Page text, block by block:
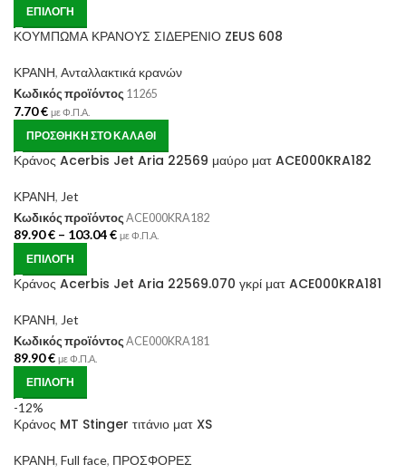
ΕΠΙΛΟΓΉ
ΚΟΥΜΠΩΜΑ ΚΡΑΝΟΥΣ ΣΙΔΕΡΕΝΙΟ ZEUS 608
ΚΡΑΝΗ, Ανταλλακτικά κρανών
Κωδικός προϊόντος 11265
7.70€ με Φ.Π.Α.
ΠΡΟΣΘΉΚΗ ΣΤΟ ΚΑΛΆΘΙ
Κράνος Acerbis Jet Aria 22569 μαύρο ματ ACE000KRA182
ΚΡΑΝΗ, Jet
Κωδικός προϊόντος ACE000KRA182
89.90€ – 103.04€ με Φ.Π.Α.
ΕΠΙΛΟΓΉ
Κράνος Acerbis Jet Aria 22569.070 γκρί ματ ACE000KRA181
ΚΡΑΝΗ, Jet
Κωδικός προϊόντος ACE000KRA181
89.90€ με Φ.Π.Α.
ΕΠΙΛΟΓΉ
-12%
Κράνος MT Stinger τιτάνιο ματ XS
ΚΡΑΝΗ, Full face, ΠΡΟΣΦΟΡΕΣ